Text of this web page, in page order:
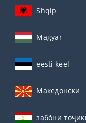
Shqip
Magyar
eesti keel
Македонски
забо́ни